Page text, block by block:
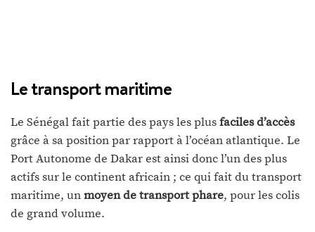
Le transport maritime
Le Sénégal fait partie des pays les plusfaciles d’accès
grâce à sa position par rapport à l’océan atlantique. Le
Port Autonome de Dakar est ainsi donc l’un des plus
actifs sur le continent africain ; ce qui fait du transport
maritime, unmoyen de transport phare, pour les colis
de grand volume.